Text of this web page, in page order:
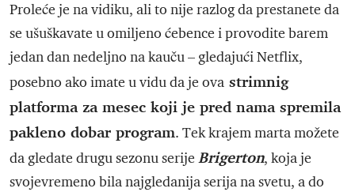
Proleće je na vidiku, ali to nije razlog da prestanete da
se ušuškavate u omiljeno ćebence i provodite barem
jedan dan nedeljno na kauču – gledajući Netflix,
posebno ako imate u vidu da je ova strimnig
platforma za mesec koji je pred nama spremila
pakleno dobar program. Tek krajem marta možete
da gledate drugu sezonu serije Brigerton, koja je
svojevremeno bila najgledanija serija na svetu, a do